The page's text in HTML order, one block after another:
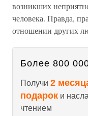
возникших
человека. Правда,
отношении других
Более 800
Получи 2
подарок и
чтением